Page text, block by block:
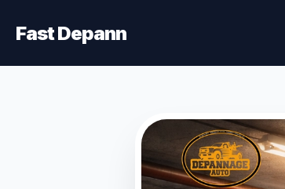
Fast Depann